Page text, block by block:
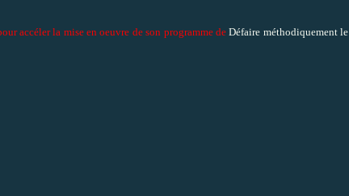
accéler la mise en oeuvre de son programme deDéfaire méthodiquement le